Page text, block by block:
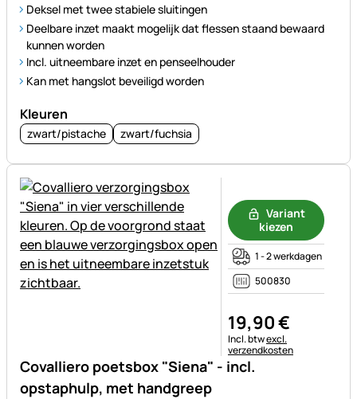
Deksel met twee stabiele sluitingen
Deelbare inzet maakt mogelijk dat flessen staand bewaard
kunnen worden
Incl. uitneembare inzet en penseelhouder
Kan met hangslot beveiligd worden
Kleuren
zwart/pistache zwart/fuchsia
Covalliero poetsbox "Siena" - incl.
opstaphulp, met handgreep
Variant
kiezen
1 - 2 werkdagen
500830
19,90€
Belastinginformatie:
Incl. btwexcl.
verzendkosten